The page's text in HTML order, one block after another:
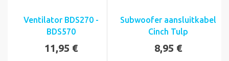
Ventilator BDS270 -
BDS570
11,95 €
Subwoofer aansluitkabel
Cinch Tulp
8,95 €